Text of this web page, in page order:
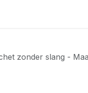
zonder slang -